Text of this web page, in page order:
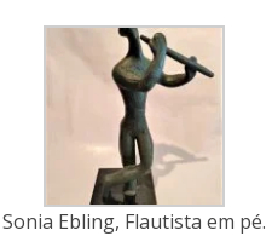
Sonia Ebling, Flautista em pé.